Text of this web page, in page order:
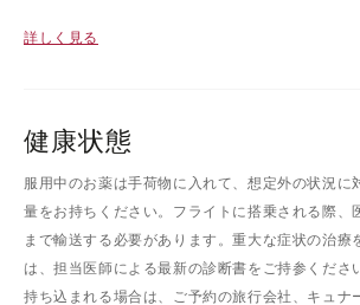
詳しく見る
健康状態
服用中のお薬は手荷物に入れて、想定外の状況に
量をお持ちください。フライトに搭乗される際、
まで輸送する必要があります。重大な症状の治療
は、担当医師による最新の診断書をご持参くださ
持ち込まれる場合は、ご予約の旅行会社、キュナ